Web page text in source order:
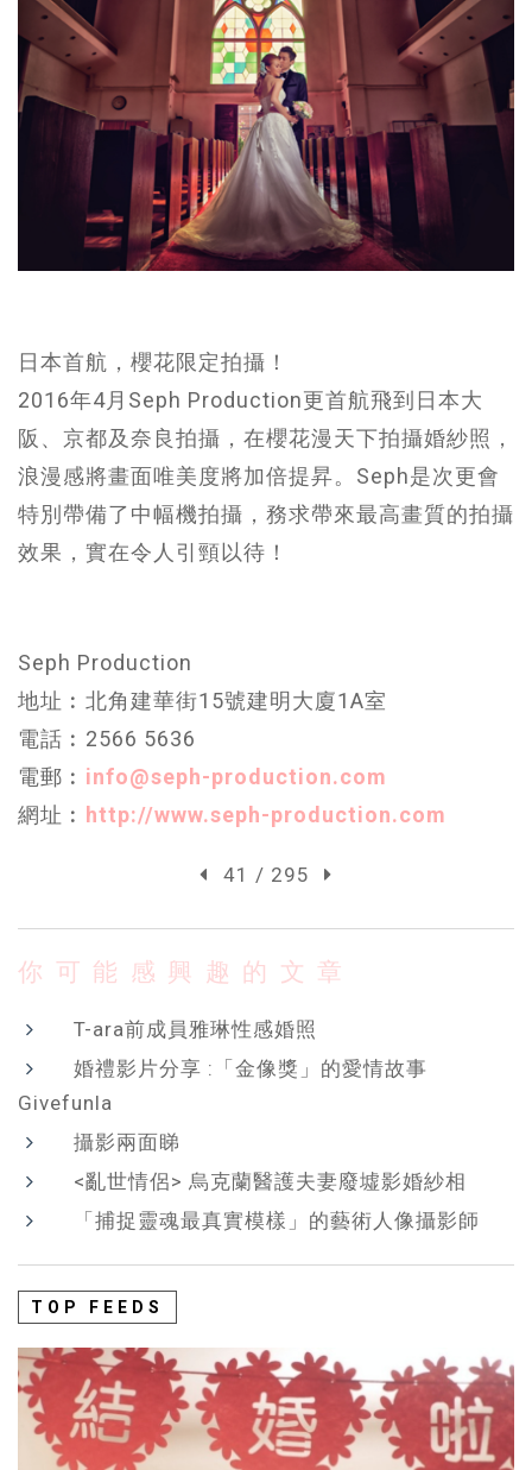
日本首航，櫻花限定拍攝！
2016年4月Seph Production更首航飛到日本大
阪、京都及奈良拍攝，在櫻花漫天下拍攝婚紗照，
浪漫感將畫面唯美度將加倍提昇。Seph是次更會
特別帶備了中幅機拍攝，務求帶來最高畫質的拍攝
效果，實在令人引頸以待！
Seph Production
地址︰北角建華街15號建明大廈1A室
電話︰2566 5636
電郵︰ info@seph-production.com
網址︰ http://www.seph-production.com
41 / 295
你可能感興趣的文章
T-ara前成員雅琳性感婚照
婚禮影片分享 :「金像獎」的愛情故事
Givefunla
攝影兩面睇
<亂世情侶> 烏克蘭醫護夫妻廢墟影婚紗相
「捕捉靈魂最真實模樣」的藝術人像攝影師
TOP FEEDS